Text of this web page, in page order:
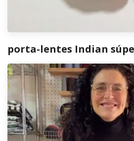
porta-lentes Indian